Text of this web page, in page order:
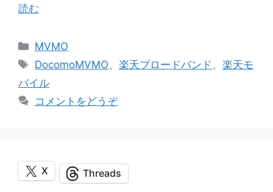
読む
カ
テ
リ
ー
MVMO
タ
グ
DocomoMVMO、楽天ブロードバンド 、楽天モ
バイル
コメントをどうぞ
X Threads